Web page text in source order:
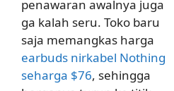
penawaran awalnya juga
ga kalah seru. Toko baru
saja memangkas harga
earbuds nirkabel Nothing
seharga $76, sehingga